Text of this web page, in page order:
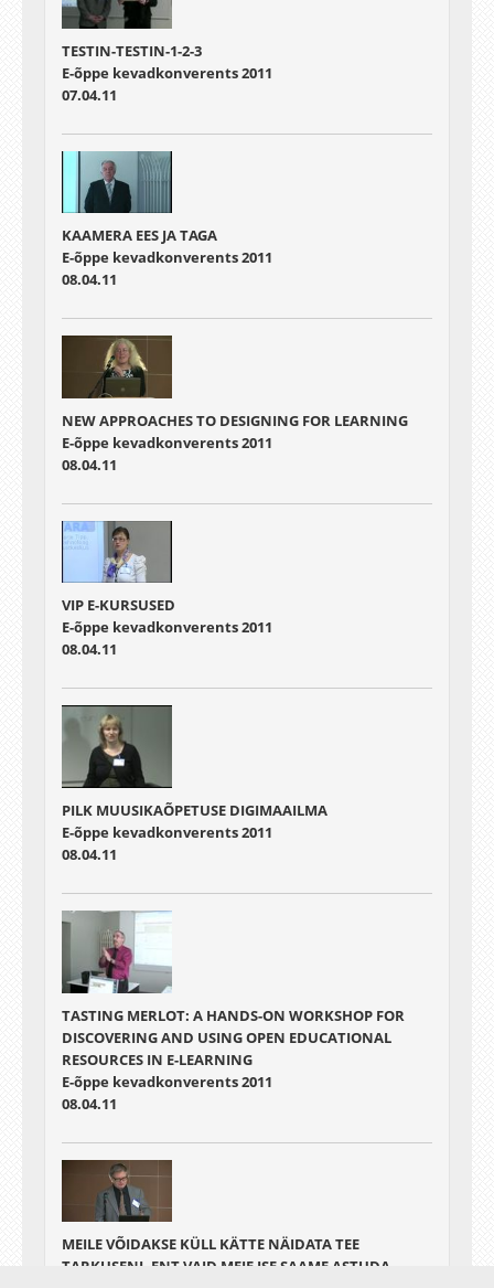
TESTIN-TESTIN-1-2-3
E-õppe kevadkonverents 2011
07.04.11
KAAMERA EES JA TAGA
E-õppe kevadkonverents 2011
08.04.11
NEW APPROACHES TO DESIGNING FOR LEARNING
E-õppe kevadkonverents 2011
08.04.11
VIP E-KURSUSED
E-õppe kevadkonverents 2011
08.04.11
PILK MUUSIKAÕPETUSE DIGIMAAILMA
E-õppe kevadkonverents 2011
08.04.11
TASTING MERLOT: A HANDS-ON WORKSHOP FOR
DISCOVERING AND USING OPEN EDUCATIONAL
RESOURCES IN E-LEARNING
E-õppe kevadkonverents 2011
08.04.11
MEILE VÕIDAKSE KÜLL KÄTTE NÄIDATA TEE
TARKUSENI, ENT VAID MEIE ISE SAAME ASTUDA